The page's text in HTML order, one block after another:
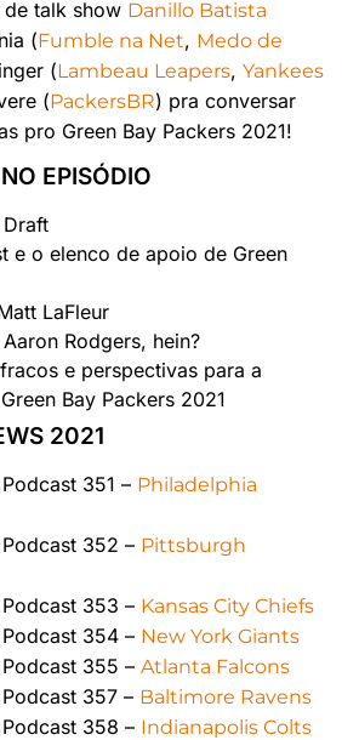
talk show Danillo Batista
(Fumble na Net, Medo de
(Lambeau Leapers, Yankees
(PackersBR) pra conversar
pro Green Bay Packers 2021!
EPISÓDIO
e o elenco de apoio de Green
LaFleur
Rodgers, hein?
e perspectivas para a
Bay Packers 2021
2021
351 – Philadelphia
352 – Pittsburgh
353 – Kansas City Chiefs
354 – New York Giants
355 – Atlanta Falcons
357 – Baltimore Ravens
358 – Indianapolis Colts